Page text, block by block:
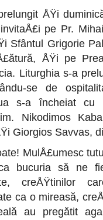
ÅŸi
pe Pr.
Sfântul Grigorie
ÅŸi pe
Liturghia s-a
se de
s-a încheiat
Nikodimos
Giorgios Savvas,
MulÅ£umesc
bucuria să ne
creÅŸti­nilor
ca o mireasă,
au pregă­tit